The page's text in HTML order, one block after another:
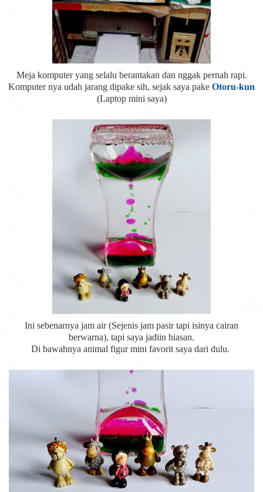
Meja komputer yang selalu berantakan dan nggak pernah rapi.
Komputer nya udah jarang dipake sih, sejak saya pake Otoru-kun
(Laptop mini saya)
Ini sebenarnya jam air (Sejenis jam pasir tapi isinya cairan
berwarna), tapi saya jadiin hiasan.
Di bawahnya animal figur mini favorit saya dari dulu.